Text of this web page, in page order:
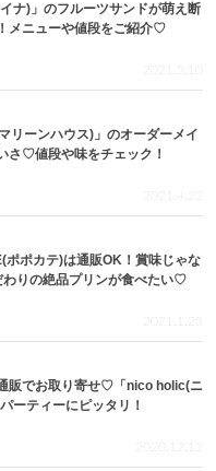
ナ)」のフルーツサンドが萌え断
メニューや値段をご紹介♡
2021.5.10
リーンハウス)」のオーダーメイ
さ♡値段や味をチェック！
2021.4.22
ポポカテ)は通販OK！賞味じゃな
わりの絶品プリンが食べたい♡
2021.1.25
販でお取り寄せ♡「nico holic(ニ
ーティーにピッタリ！
2020.12.12